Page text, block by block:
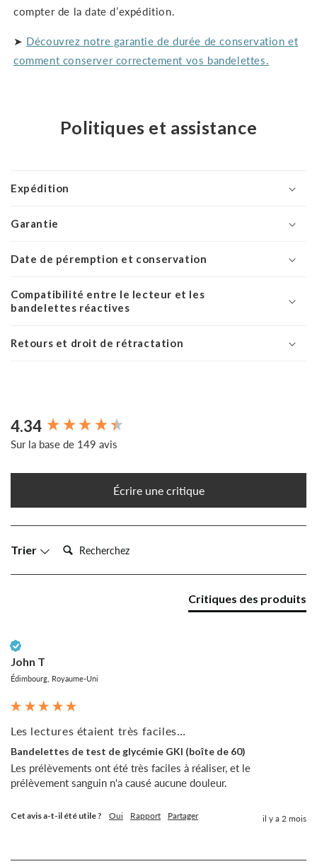
compter de la date d’expédition.
➤ Découvrez notre garantie de durée de conservation et
comment conserver correctement vos bandelettes.
Politiques et assistance
Expédition
Garantie
Date de péremption et conservation
Compatibilité entre le lecteur et les
bandelettes réactives
Retours et droit de rétractation
4.34
Sur la base de 149 avis
Écrire une critique
Trier Recherche :
Critiques des produits
John T
Édimbourg, Royaume-Uni
Les lectures étaient très faciles…
Bandelettes de test de glycémie GKI (boîte de 60)
Les prélèvements ont été très faciles à réaliser, et le
prélèvement sanguin n'a causé aucune douleur.
Cet avis a-t-il été utile ? Oui Rapport Partager il y a 2 mois
New content loaded